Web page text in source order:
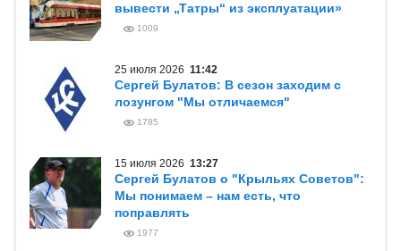
вывести „Татры“ из эксплуатации»
1009
25 июля 2026 11:42
Сергей Булатов: В сезон заходим с
лозунгом "Мы отличаемся"
1785
15 июля 2026 13:27
Сергей Булатов о "Крыльях Советов":
Мы понимаем – нам есть, что
поправлять
1977